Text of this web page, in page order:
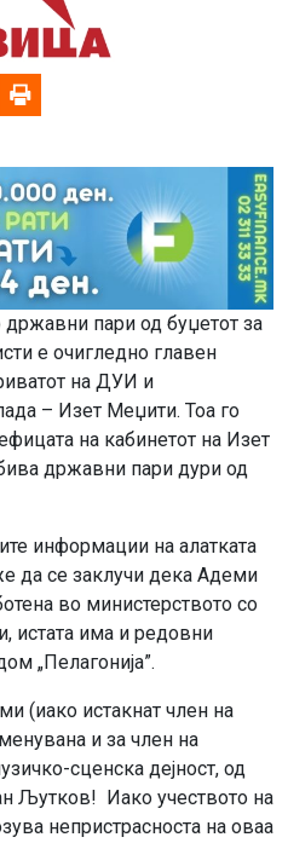
пари од буџетот за
е очигледно главен
на ДУИ и
– Изет Меџити. Тоа го
на кабинетот на Изет
државни пари дури од
информации на алатката
да се заклучи дека Адеми
во министерството со
истата има и редовни
„Пелагонија”.
(иако истакнат член на
и за член на
сценска дејност, од
Љутков! Иако учеството на
непристрасноста на оваа